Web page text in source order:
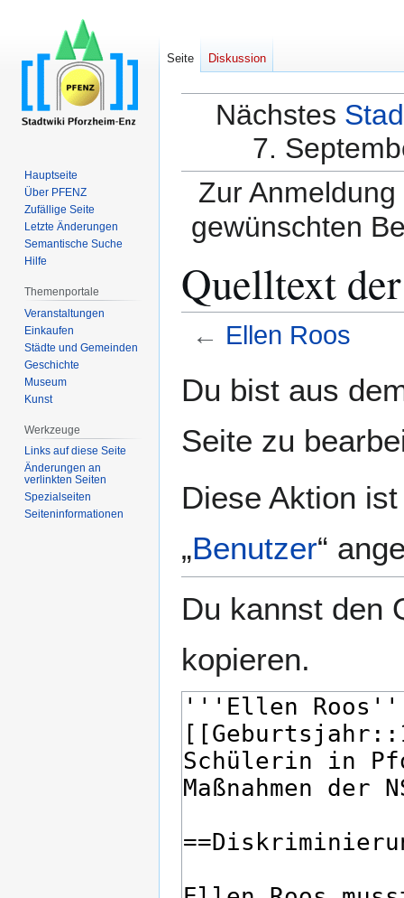
Nächstes
7.
Zur
gewünschten
Quelltext
← Ellen Roos
Navigation
Suche
Du bist aus
Seite zu
Diese Aktion
„Benutzer“
Du kannst den
kopieren.
Seite Diskussion
Hauptseite
Über PFENZ
Zufällige Seite
Letzte Änderungen
Semantische Suche
Hilfe
Themenportale
Veranstaltungen
Einkaufen
Städte und Gemeinden
Geschichte
Museum
Kunst
Werkzeuge
Links auf diese Seite
Änderungen an
verlinkten Seiten
Spezialseiten
Seiten­­informationen